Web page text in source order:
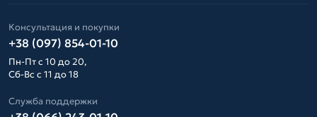
Консультация и покупки
+38 (097) 854-01-10
Пн-Пт с 10 до 20,
Сб-Вс с 11 до 18
Служба поддержки